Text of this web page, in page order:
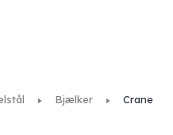
Bjælker
Crane